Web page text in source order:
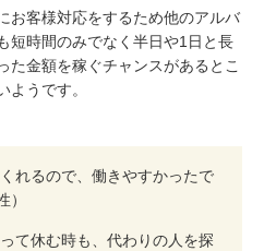
お客様対応をするため他のアルバ
短時間のみでなく半日や1日と長
た金額を稼ぐチャンスがあるとこ
ようです。
れるので、働きやすかったで
）
て休む時も、代わりの人を探